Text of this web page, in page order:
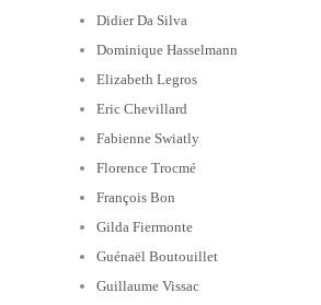
Didier Da Silva
Dominique Hasselmann
Elizabeth Legros
Eric Chevillard
Fabienne Swiatly
Florence Trocmé
François Bon
Gilda Fiermonte
Guénaël Boutouillet
Guillaume Vissac